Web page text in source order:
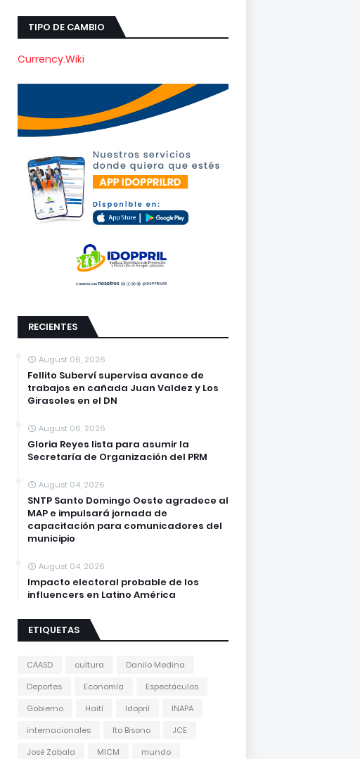
TIPO DE CAMBIO
Currency.Wiki
RECIENTES
August 06, 2026
Fellito Suberví supervisa avance de
trabajos en cañada Juan Valdez y Los
Girasoles en el DN
August 06, 2026
Gloria Reyes lista para asumir la
Secretaría de Organización del PRM
August 04, 2026
SNTP Santo Domingo Oeste agradece al
MAP e impulsará jornada de
capacitación para comunicadores del
municipio
August 04, 2026
Impacto electoral probable de los
influencers en Latino América
ETIQUETAS
CAASD cultura
Danilo Medina
Deportes
Economía
Espectáculos
Gobierno
Haití Idopril
INAPA
internacionales
Ito Bisono
JCE
José Zabala
MICM
mundo